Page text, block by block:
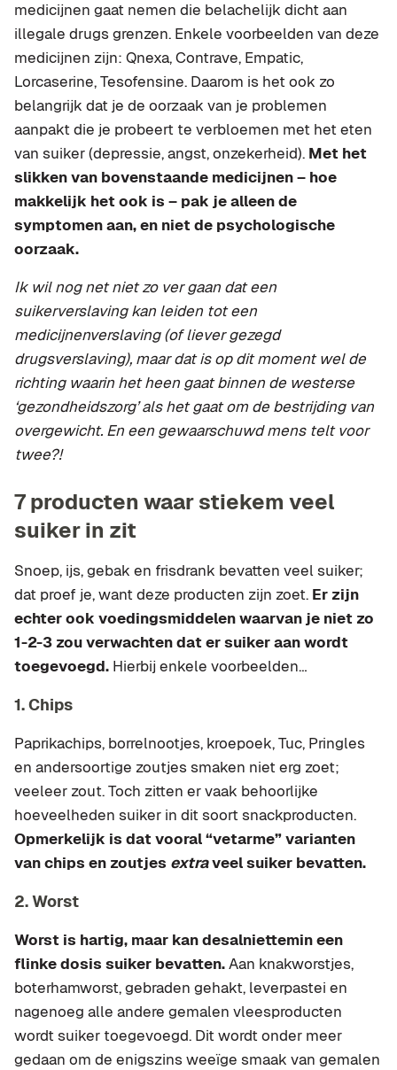
medicijnen gaat nemen die belachelijk dicht aan
illegale drugs grenzen. Enkele voorbeelden van deze
medicijnen zijn: Qnexa, Contrave, Empatic,
Lorcaserine, Tesofensine. Daarom is het ook zo
belangrijk dat je de oorzaak van je problemen
aanpakt die je probeert te verbloemen met het eten
van suiker (depressie, angst, onzekerheid). Met het
slikken van bovenstaande medicijnen – hoe
makkelijk het ook is – pak je alleen de
symptomen aan, en niet de psychologische
oorzaak.
Ik wil nog net niet zo ver gaan dat een
suikerverslaving kan leiden tot een
medicijnenverslaving (of liever gezegd
drugsverslaving), maar dat is op dit moment wel de
richting waarin het heen gaat binnen de westerse
‘gezondheidszorg’ als het gaat om de bestrijding van
overgewicht. En een gewaarschuwd mens telt voor
twee?!
7 producten waar stiekem veel
suiker in zit
Snoep, ijs, gebak en frisdrank bevatten veel suiker;
dat proef je, want deze producten zijn zoet. Er zijn
echter ook voedingsmiddelen waarvan je niet zo
1-2-3 zou verwachten dat er suiker aan wordt
toegevoegd. Hierbij enkele voorbeelden…
1. Chips
Paprikachips, borrelnootjes, kroepoek, Tuc, Pringles
en andersoortige zoutjes smaken niet erg zoet;
veeleer zout. Toch zitten er vaak behoorlijke
hoeveelheden suiker in dit soort snackproducten.
Opmerkelijk is dat vooral “vetarme” varianten
van chips en zoutjes extraveel suiker bevatten.
2. Worst
Worst is hartig, maar kan desalniettemin een
flinke dosis suiker bevatten.Aan knakworstjes,
boterhamworst, gebraden gehakt, leverpastei en
nagenoeg alle andere gemalen vleesproducten
wordt suiker toegevoegd. Dit wordt onder meer
gedaan om de enigszins weeïge smaak van gemalen